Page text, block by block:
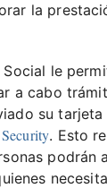
la
le
a cabo
su
. Esto
podrán